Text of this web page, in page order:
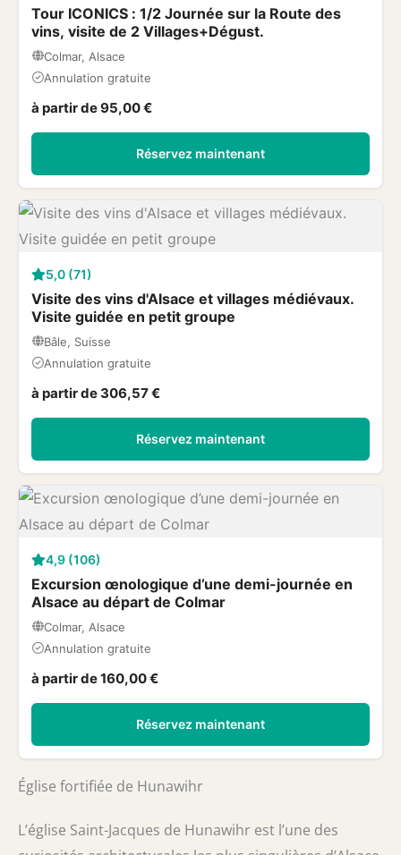
Tour ICONICS : 1/2 Journée sur la Route des
vins, visite de 2 Villages+Dégust.
Colmar, Alsace
Annulation gratuite
à partir de 95,00 €
Réservez maintenant
5,0 (71)
Visite des vins d'Alsace et villages médiévaux.
Visite guidée en petit groupe
Bâle, Suisse
Annulation gratuite
à partir de 306,57 €
Réservez maintenant
4,9 (106)
Excursion œnologique d’une demi-journée en
Alsace au départ de Colmar
Colmar, Alsace
Annulation gratuite
à partir de 160,00 €
Réservez maintenant
Église fortifiée de Hunawihr
L’église Saint-Jacques de Hunawihr est l’une des